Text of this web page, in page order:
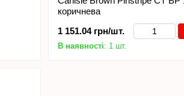
коричнева
1 151.04 грн/шт.
В наявності: 1 шт.